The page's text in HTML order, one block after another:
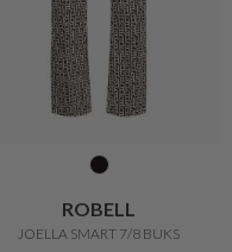
ROBELL
JOELLA SMART 7/8 BUKS